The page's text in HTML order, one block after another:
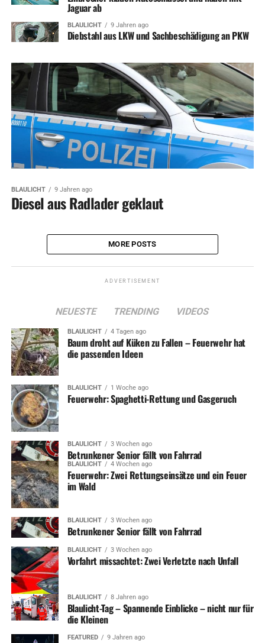
Jaguar ab
BLAULICHT 9 Jahren ago
Diebstahl aus LKW und Sachbeschädigung an PKW
BLAULICHT 9 Jahren ago
Diesel aus Radlader geklaut
MORE POSTS
ADVERTISEMENT
NEUESTE TRENDING VIDEOS
BLAULICHT 4 Tagen ago
Baum droht auf Küken zu Fallen – Feuerwehr hat
die passenden Ideen
BLAULICHT 1 Woche ago
Feuerwehr: Spaghetti-Rettung und Gasgeruch
BLAULICHT 3 Wochen ago
Betrunkener Senior fällt von Fahrrad
BLAULICHT 4 Wochen ago
Feuerwehr: Zwei Rettungseinsätze und ein Feuer
im Wald
BLAULICHT 3 Wochen ago
Betrunkener Senior fällt von Fahrrad
BLAULICHT 3 Wochen ago
Vorfahrt missachtet: Zwei Verletzte nach Unfall
BLAULICHT 8 Jahren ago
Blaulicht-Tag – Spannende Einblicke – nicht nur für
die Kleinen
FEATURED 9 Jahren ago